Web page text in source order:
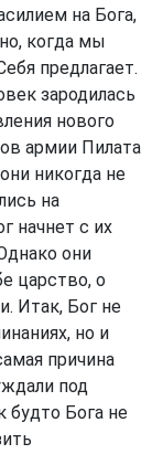
на Бога,
когда мы
предлагает.
зародилась
нового
армии Пилата
никогда не
на
начнет с их
они
царство, о
Итак, Бог не
но и
причина
под
будто Бога не